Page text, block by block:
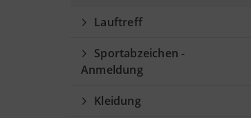
Lauftreff
Sportabzeichen -
Anmeldung
Kleidung